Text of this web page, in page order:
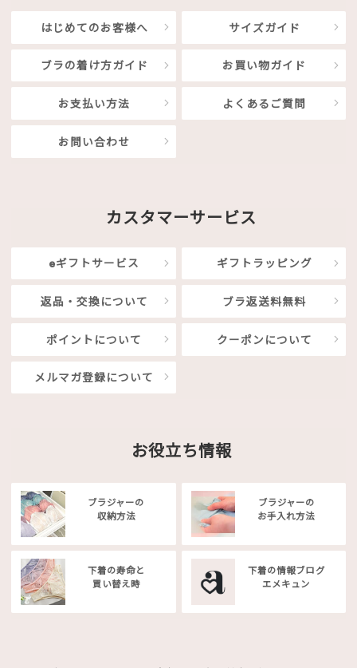
はじめてのお客様へ サイズガイド
ブラの着け方ガイド お買い物ガイド
お支払い方法 よくあるご質問
お問い合わせ
カスタマーサービス
eギフトサービス ギフトラッピング
返品・交換について ブラ返送料無料
ポイントについて クーポンについて
メルマガ登録について
お役立ち情報
ブラジャーの
収納方法
ブラジャーの
お手入れ方法
下着の寿命と
買い替え時
下着の情報ブログ
エメキュン